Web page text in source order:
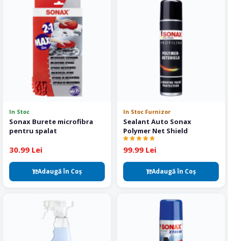
In Stoc
Sonax Burete microfibra
pentru spalat
30.99 Lei
Adaugă în Coş
In Stoc Furnizor
Sealant Auto Sonax
Polymer Net Shield
99.99 Lei
Adaugă în Coş